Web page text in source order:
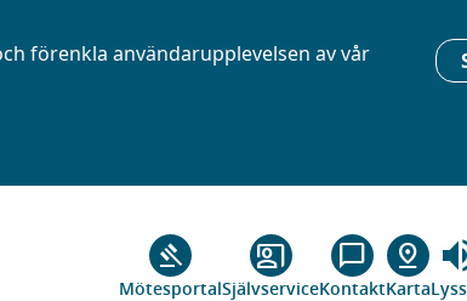
förenkla användarupplevelsen av vår
gavel
Mötesportal
co_present
Självservice
chat_bubble_outline
Kontakt
pin_drop
Karta